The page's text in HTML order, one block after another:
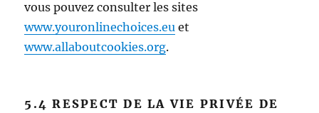
vous pouvez consulter les sites
www.youronlinechoices.eu et
www.allaboutcookies.org.
5.4 RESPECT DE LA VIE PRIVÉE DE